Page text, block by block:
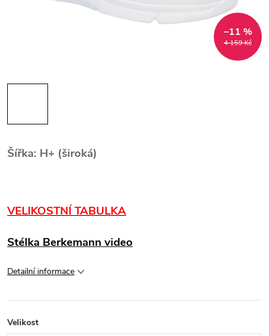
4 159 Kč
–11 %
Šířka: H+ (široká)
VELIKOSTNÍ TABULKA
Stélka Berkemann video
Detailní informace
Velikost